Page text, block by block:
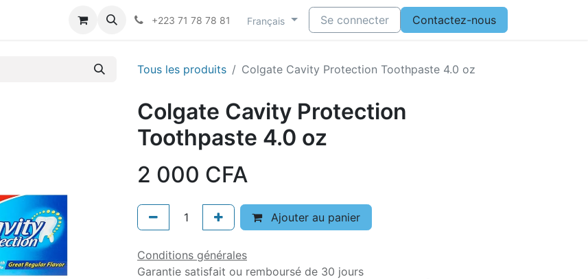
+223 71 78 78 81 Français Se connecter Contactez-nous
Tous les produits Colgate Cavity Protection Toothpaste 4.0 oz
Colgate Cavity Protection
Toothpaste 4.0 oz
2 000 CFA
Ajouter au panier
Conditions générales
Garantie satisfait ou remboursé de 30 jours